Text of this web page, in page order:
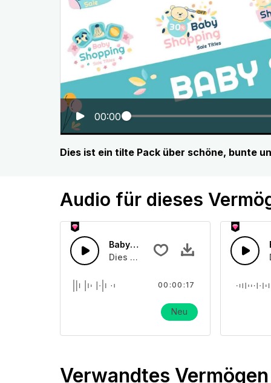
00:00
Dies ist ein tilte Pack über schöne, bunte
Audio für dieses
Baby weint
Dies ist ein Soundeffekt über ein
00:00:17
Neu
Verwandtes Vermögen